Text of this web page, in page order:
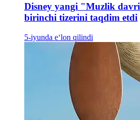
Disney yangi "Muzlik
birinchi tizerini taqdim etdi
5-iyunda e‘lon qilindi